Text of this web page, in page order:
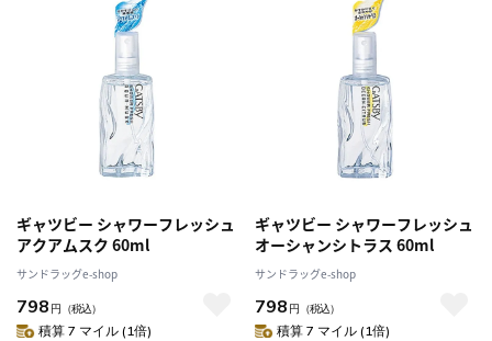
ギャツビー シャワーフレッシュ
アクアムスク 60ml
サンドラッグe-shop
798 円 （税込）
積算 7 マイル (1倍)
ギャツビー シャワーフレッシュ
オーシャンシトラス 60ml
サンドラッグe-shop
798 円 （税込）
積算 7 マイル (1倍)